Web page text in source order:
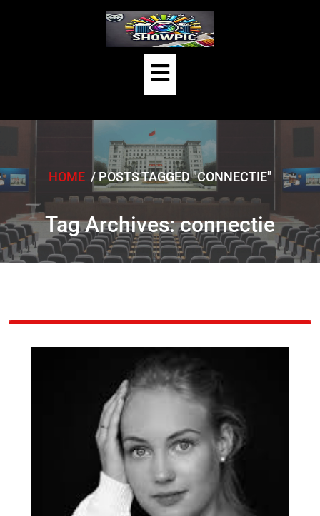
Open
Button
HOME /POSTS TAGGED "CONNECTIE"
Tag Archives: connectie